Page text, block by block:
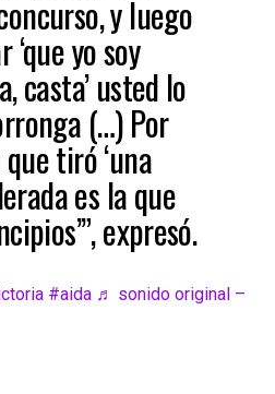
y luego
yo soy
casta’ usted lo
(…) Por
tiró ‘una
es la que
expresó.
#aida ♬ sonido original –